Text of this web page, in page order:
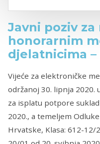
Javni poziv
honorarnim
djelatnicima
Vijeće za elektroničke
održanoj 30. lipnja
za isplatu potpore
2020., a temeljem
Hrvatske, Klasa: 612-